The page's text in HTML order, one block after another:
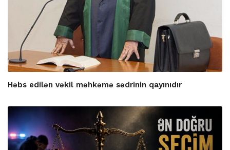
Həbs edilən vəkil məhkəmə sədrinin qayınıdır